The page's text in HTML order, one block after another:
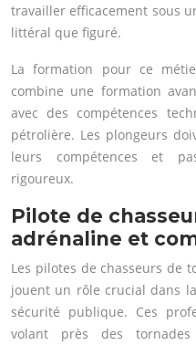
travailler efficacement sous
littéral que figuré.
La formation pour ce
combine une formation
avec des compétences
pétrolière. Les plongeurs
leurs compétences et
rigoureux.
Pilote de
adrénaline et
Les pilotes de chasseurs de
jouent un rôle crucial dans
sécurité publique. Ces
volant près des